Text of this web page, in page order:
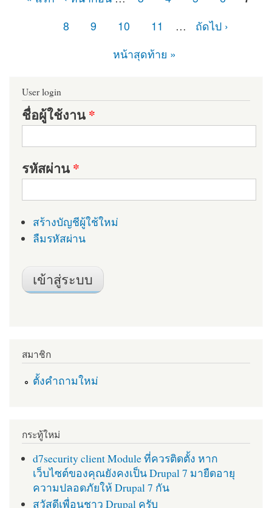
8
9 10 11 …
ถัดไป ›
หน้าสุดท้าย »
User login
ชื่อผู้ใช้งาน*
รหัสผ่าน*
สร้างบัญชีผู้ใช้ใหม่
ลืมรหัสผ่าน
สมาชิก
ตั้งคำถามใหม่
กระทู้ใหม่
d7security client Module ที่ควรติดตั้ง หาก
เว็บไซต์ของคุณยังคงเป็น Drupal 7 มายืดอายุ
ความปลอดภัยให้ Drupal 7 กัน
สวัสดีเพื่อนชาว Drupal ครับ